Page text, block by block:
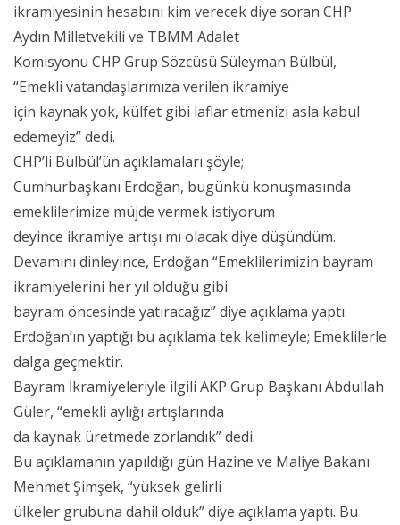
ikramiyesinin hesabını kim verecek diye soran CHP
Aydın Milletvekili ve TBMM Adalet
Komisyonu CHP Grup Sözcüsü Süleyman Bülbül,
“Emekli vatandaşlarımıza verilen ikramiye
için kaynak yok, külfet gibi laflar etmenizi asla kabul
edemeyiz” dedi.
CHP’li Bülbül’ün açıklamaları şöyle;
Cumhurbaşkanı Erdoğan, bugünkü konuşmasında
emeklilerimize müjde vermek istiyorum
deyince ikramiye artışı mı olacak diye düşündüm.
Devamını dinleyince, Erdoğan “Emeklilerimizin bayram
ikramiyelerini her yıl olduğu gibi
bayram öncesinde yatıracağız” diye açıklama yaptı.
Erdoğan’ın yaptığı bu açıklama tek kelimeyle; Emeklilerle
dalga geçmektir.
Bayram İkramiyeleriyle ilgili AKP Grup Başkanı Abdullah
Güler, “emekli aylığı artışlarında
da kaynak üretmede zorlandık” dedi.
Bu açıklamanın yapıldığı gün Hazine ve Maliye Bakanı
Mehmet Şimşek, “yüksek gelirli
ülkeler grubuna dahil olduk” diye açıklama yaptı. Bu